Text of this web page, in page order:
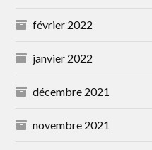
février 2022
janvier 2022
décembre 2021
novembre 2021